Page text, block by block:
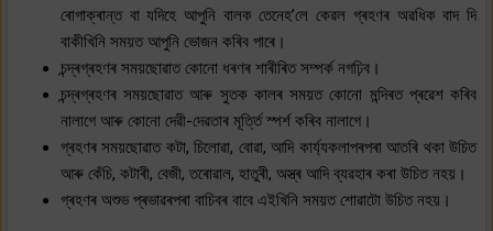
ৰোগাক্ৰান্ত বা যদিহে আপুনি বালক তেনেহ’লে কেৱল গ্ৰহণৰ অৱধিক বাদ দি
বাকীখিনি সময়ত আপুনি ভোজন কৰিব পাৰে।
চন্দ্ৰগ্ৰহণৰ সময়ছোৱাত কোনো ধৰণৰ শাৰীৰিত সম্পৰ্ক নগঢ়িব।
চন্দ্ৰগ্ৰহণৰ সময়ছোৱাত আৰু সুতক কালৰ সময়ত কোনো মন্দিৰত প্ৰৱেশ কৰিব
নালাগে আৰু কোনো দেৱী-দেৱতাৰ মূৰ্ত্তি স্পৰ্শ কৰিব নালাগে।
গ্ৰহণৰ সময়ছোৱাত কটা, চিলোৱা, বোৱা, আদি কাৰ্য্যকলাপৰপৰা আতৰি থকা উচিত
আৰু কেঁচি, কটাৰী, বেজী, তৰোৱাল, হাতুৰী, অস্ত্ৰ আদি ব্যৱহাৰ কৰা উচিত নহয়।
গ্ৰহণৰ অশুভ প্ৰভাৱৰপৰা বাচিবৰ বাবে এইখিনি সময়ত শোৱাটো উচিত নহয়।